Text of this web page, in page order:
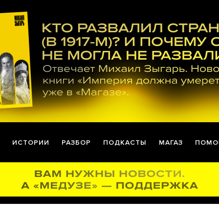
ИСТОРИИ РАЗБОР ПОДКАСТЫ МАГАЗ